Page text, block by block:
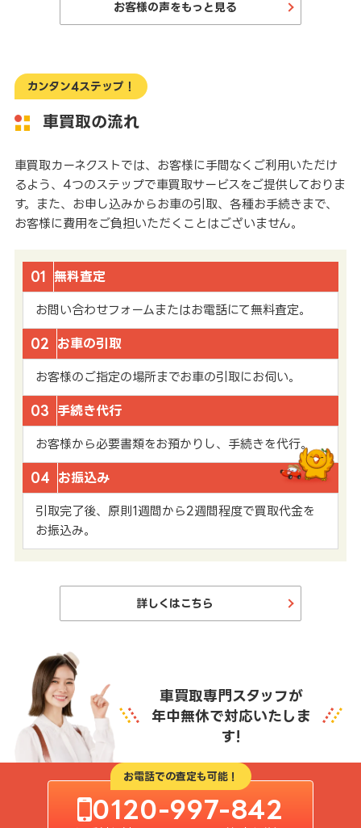
お客様の声をもっと見る
カンタン4ステップ！
車買取の流れ
車買取カーネクストでは、お客様に手間なくご利用いただけ
るよう、4つのステップで車買取サービスをご提供しておりま
す。また、お申し込みからお車の引取、各種お手続きまで、
お客様に費用をご負担いただくことはございません。
01 無料査定
お問い合わせフォームまたはお電話にて無料査定。
02 お車の引取
お客様のご指定の場所までお車の引取にお伺い。
03 手続き代行
お客様から必要書類をお預かりし、手続きを代行。
04 お振込み
引取完了後、原則1週間から2週間程度で買取代金を
お振込み。
詳しくはこちら
車買取専門スタッフが
年中無休で対応いたしま
す!
お電話での査定も可能！
0120-997-842